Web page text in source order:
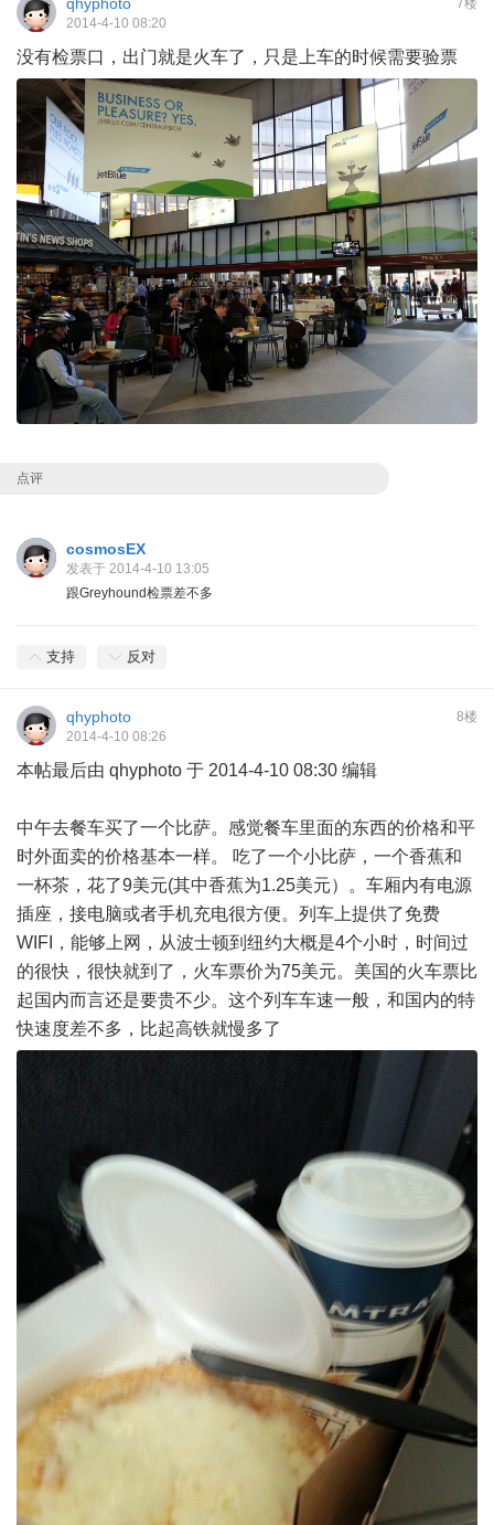
2014-4-10 08:20
没有检票口，出门就是火车了，只是上车的时候需要验票
点评
cosmosEX
发表于 2014-4-10 13:05
跟Greyhound检票差不多
支持 反对
8楼
qhyphoto
2014-4-10 08:26
本帖最后由 qhyphoto 于 2014-4-10 08:30 编辑
中午去餐车买了一个比萨。感觉餐车里面的东西的价格和平
时外面卖的价格基本一样。 吃了一个小比萨，一个香蕉和
一杯茶，花了9美元(其中香蕉为1.25美元）。车厢内有电源
插座，接电脑或者手机充电很方便。列车上提供了免费
WIFI，能够上网，从波士顿到纽约大概是4个小时，时间过
的很快，很快就到了，火车票价为75美元。美国的火车票比
起国内而言还是要贵不少。这个列车车速一般，和国内的特
快速度差不多，比起高铁就慢多了